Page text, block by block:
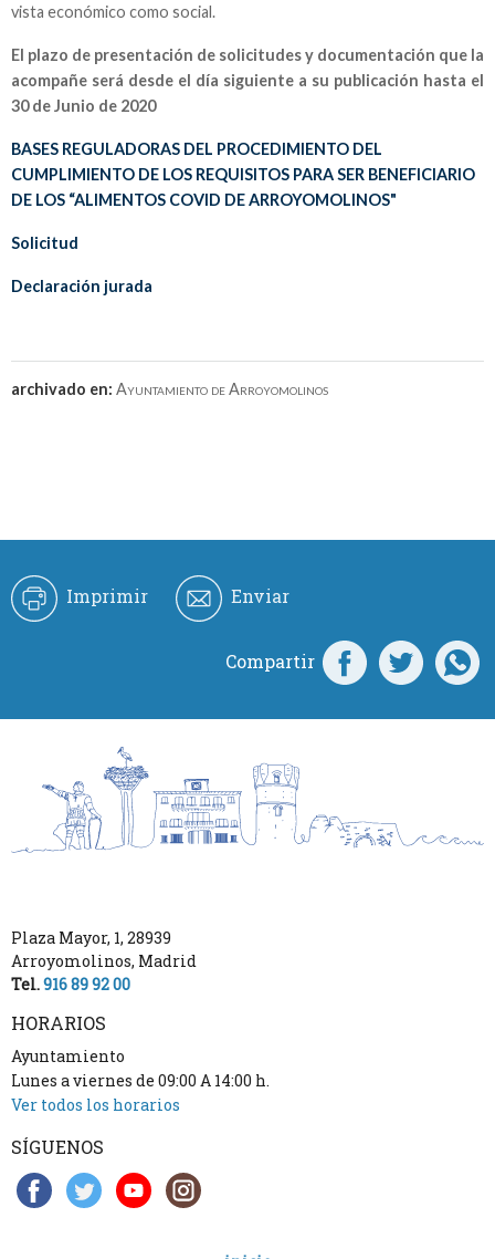
vista económico como social.
El plazo de presentación de solicitudes y documentación que la
acompañe será desde el día siguiente a su publicación hasta el
30 de Junio de 2020
BASES REGULADORAS DEL PROCEDIMIENTO DEL
CUMPLIMIENTO DE LOS REQUISITOS PARA SER BENEFICIARIO
DE LOS “ALIMENTOS COVID DE ARROYOMOLINOS"
Solicitud
Declaración jurada
archivado en: Ayuntamiento de Arroyomolinos
Imprimir Enviar
Compartir
Plaza Mayor, 1, 28939
Arroyomolinos, Madrid
Tel.916 89 92 00
HORARIOS
Ayuntamiento
Lunes a viernes de 09:00 A 14:00 h.
Ver todos los horarios
SÍGUENOS